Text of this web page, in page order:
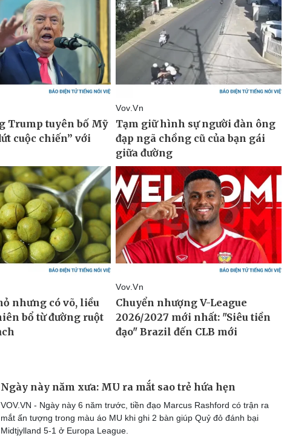
Ngày này năm xưa: MU ra mắt sao trẻ hứa hẹn
VOV.VN - Ngày này 6 năm trước, tiền đạo Marcus Rashford có trận ra
mắt ấn tượng trong màu áo MU khi ghi 2 bàn giúp Quỷ đỏ đánh bại
Midtjylland 5-1 ở Europa League.